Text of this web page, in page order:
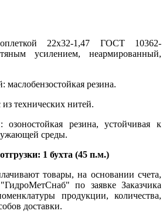
22х32-1,47 ГОСТ 10362-
усилением, неармированный,
маслобензостойкая резина.
технических нитей.
резина, устойчивая к
среды.
1 бухта (45 п.м.)
товары, на основании счета,
по заявке Заказчика
продукции, количества,
доставки.